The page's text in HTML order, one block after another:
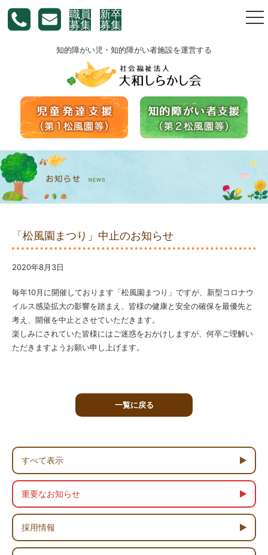
職員
募集
新卒
募集
知的障がい児・知的障がい者施設を運営する
「松風園まつり」中止のお知らせ
2020年8月3日
毎年10月に開催しております「松風園まつり」ですが、新型コロナウ
イルス感染拡大の影響を踏まえ、皆様の健康と安全の確保を最優先と
考え、開催を中止とさせていただきます。
楽しみにされていた皆様にはご迷惑をおかけしますが、何卒ご理解い
ただきますようお願い申し上げます。
一覧に戻る
すべて表示
重要なお知らせ
採用情報